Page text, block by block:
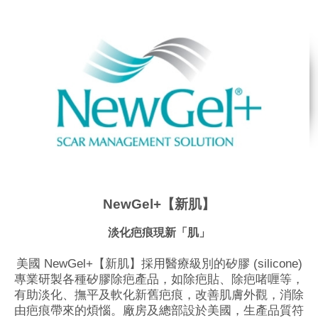
NewGel+【新肌】
淡化疤痕現新「肌」
美國 NewGel+【新肌】採用醫療級別的矽膠 (silicone)
專業研製各種矽膠除疤產品，如除疤貼、除疤啫喱等，
有助淡化、撫平及軟化新舊疤痕，改善肌膚外觀，消除
由疤痕帶來的煩惱。廠房及總部設於美國，生產品質符